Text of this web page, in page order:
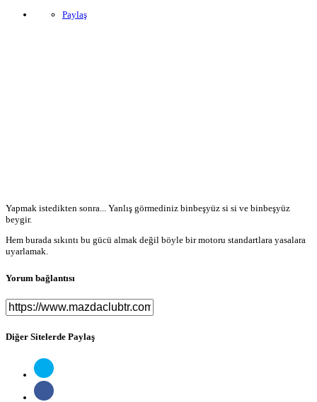
Paylaş
Yapmak istedikten sonra... Yanlış görmediniz binbeşyüz si si ve binbeşyüz
beygir.
Hem burada sıkıntı bu gücü almak değil böyle bir motoru standartlara yasalara
uyarlamak.
Yorum bağlantısı
Diğer Sitelerde Paylaş